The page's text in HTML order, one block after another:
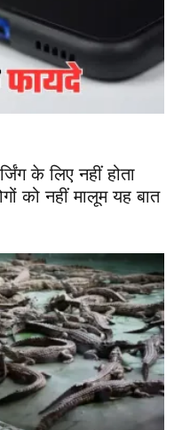
के लिए नहीं होता
को नहीं मालूम यह बात